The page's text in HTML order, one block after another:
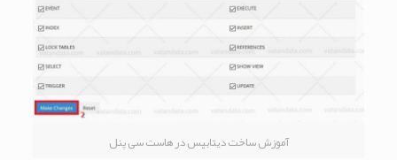
آموزش ساخت دیتابیس در هاست سی پنل